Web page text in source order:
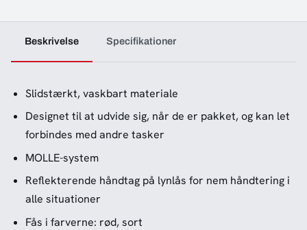
Beskrivelse Specifikationer
Slidstærkt, vaskbart materiale
Designet til at udvide sig, når de er pakket, og kan let
forbindes med andre tasker
MOLLE-system
Reflekterende håndtag på lynlås for nem håndtering i
alle situationer
Fås i farverne: rød, sort